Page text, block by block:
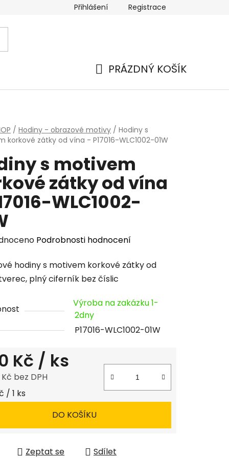
Přihlášení Registrace
PRÁZDNÝ KOŠÍK
/ Hodiny - obrazové motivy / Hodiny s
korkové zátky od vína - P17016-WLC1002-01W
s motivem
zátky od vína
WLC1002-
Podrobnosti hodnocení
hodiny s motivem korkové zátky od
plný ciferník bez číslic
Výroba na zakázku 1-
2dny
P17016-WLC1002-01W
Kč / ks
Kč bez DPH
cena:
/ 1 ks
DO KOŠÍKU
Zeptat se Sdílet